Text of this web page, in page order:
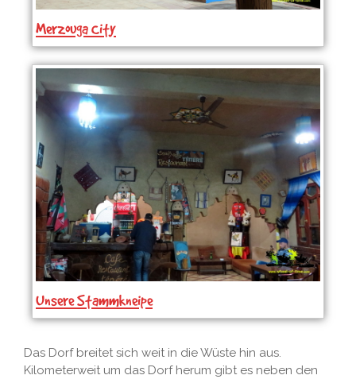
Merzouga City
Unsere Stammkneipe
Das Dorf breitet sich weit in die Wüste hin aus.
Kilometerweit um das Dorf herum gibt es neben den